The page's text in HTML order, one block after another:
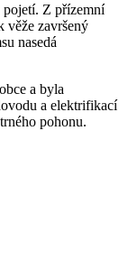
pojetí. Z přízemní
věže završený
nasedá
a byla
a elektrifikací
pohonu.